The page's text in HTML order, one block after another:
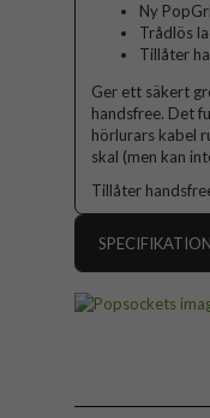
Ny
Trådlös
Tillåter
Ger ett säkert
handsfree. Det
hörlurars kabel
skal (men kan
Tillåter
Färg